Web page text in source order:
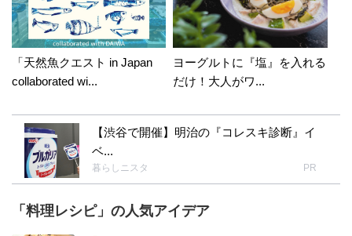
「天然魚クエスト in Japan
collaborated wi...
ヨーグルトに『塩』を入れる
だけ！大人がワ...
【渋谷で開催】明治の『コレスキ診断』イ
ベ...
暮らしニスタ PR
「料理レシピ」の人気アイデア